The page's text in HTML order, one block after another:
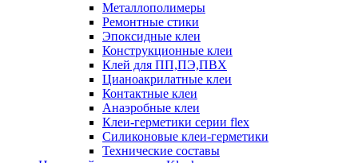
Металлополимеры
Ремонтные стики
Эпоксидные клеи
Конструкционные клеи
Клей для ПП,ПЭ,ПВХ
Цианоакрилатные клеи
Контактные клеи
Анаэробные клеи
Клеи-герметики серии flex
Силиконовые клеи-герметики
Технические составы